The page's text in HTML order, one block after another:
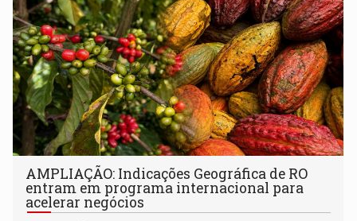
AMPLIAÇÃO: Indicações Geográfica de RO
entram em programa internacional para
acelerar negócios